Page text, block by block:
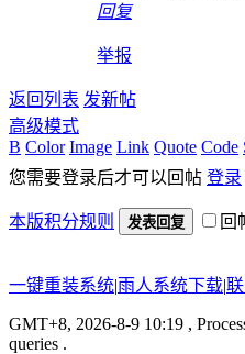
回复
举报
返回列表 发新帖
高级模式
B Color Image Link Quote Code
您需要登录后才可以回帖 登录
本版积分规则 发表回复 回
一键重装系统|雨人系统下载|
GMT+8, 2026-8-9 10:19 ,
queries .